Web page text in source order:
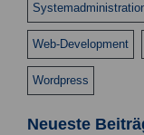
Web-Development
Wordpress
Neueste